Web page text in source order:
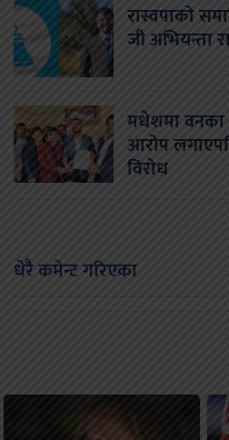
रास्वपाको
जी अभियन्ता
मधेशमा वनका
आरोप
विरोध
धेरै कमेन्ट गरिएका